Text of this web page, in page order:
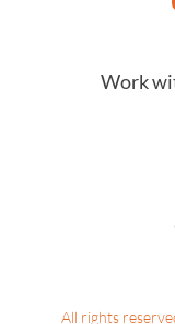
Work
All rights